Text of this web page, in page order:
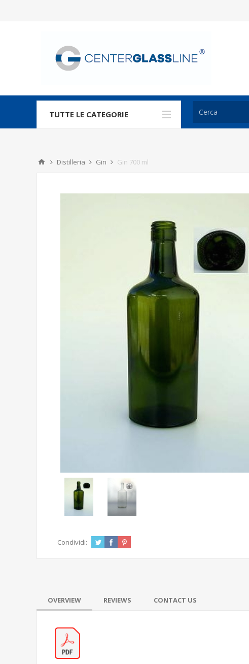
TUTTE LE CATEGORIE
Distilleria Gin Gin 700 ml
Condividi:
OVERVIEW REVIEWS CONTACT US